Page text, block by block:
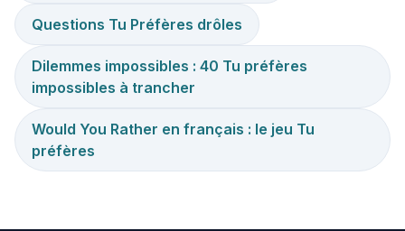
Questions Tu Préfères drôles
Dilemmes impossibles : 40 Tu préfères
impossibles à trancher
Would You Rather en français : le jeu Tu
préfères